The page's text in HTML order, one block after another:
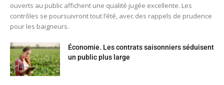
ouverts au public affichent une qualité jugée excellente. Les
contrôles se poursuivront tout l’été, avec des rappels de prudence
pour les baigneurs.
Économie. Les contrats saisonniers séduisent
un public plus large